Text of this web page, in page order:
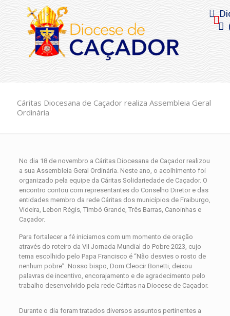
Cáritas Diocesana de Caçador realiza Assembleia Geral
Ordinária
No dia 18 de novembro a Cáritas Diocesana de Caçador realizou
a sua Assembleia Geral Ordinária. Neste ano, o acolhimento foi
organizado pela equipe da Cáritas Solidariedade de Caçador. O
encontro contou com representantes do Conselho Diretor e das
entidades membro da rede Cáritas dos municípios de Fraiburgo,
Videira, Lebon Régis, Timbó Grande, Três Barras, Canoinhas e
Caçador.
Para fortalecer a fé iniciamos com um momento de oração
através do roteiro da VII Jornada Mundial do Pobre 2023, cujo
tema escolhido pelo Papa Francisco é “Não desvies o rosto de
nenhum pobre”. Nosso bispo, Dom Cleocir Bonetti, deixou
palavras de incentivo, encorajamento e de agradecimento pelo
trabalho desenvolvido pela rede Cáritas na Diocese de Caçador.
Durante o dia foram tratados diversos assuntos pertinentes a